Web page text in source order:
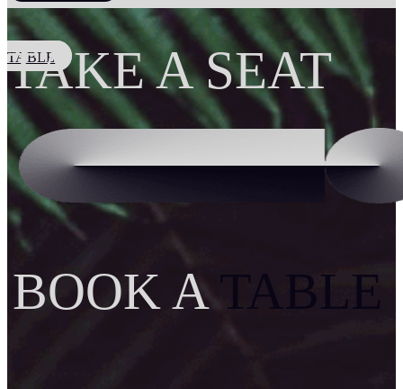
TABLE
TAKE A SEAT
BOOK ATABLE